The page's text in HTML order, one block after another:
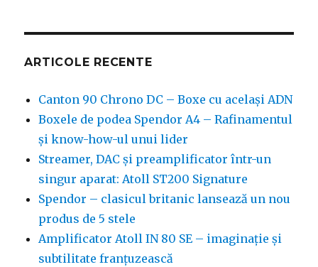
ARTICOLE RECENTE
Canton 90 Chrono DC – Boxe cu același ADN
Boxele de podea Spendor A4 – Rafinamentul
și know-how-ul unui lider
Streamer, DAC și preamplificator într-un
singur aparat: Atoll ST200 Signature
Spendor – clasicul britanic lansează un nou
produs de 5 stele
Amplificator Atoll IN 80 SE – imaginație și
subtilitate franțuzească